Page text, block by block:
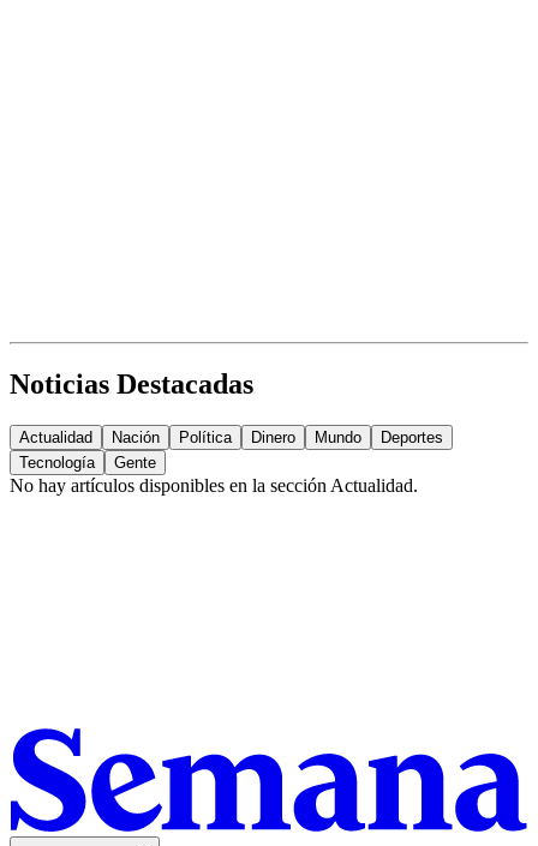
Noticias Destacadas
Actualidad Nación Política Dinero Mundo
Deportes
Tecnología
Gente
No hay artículos disponibles en la sección Actualidad.